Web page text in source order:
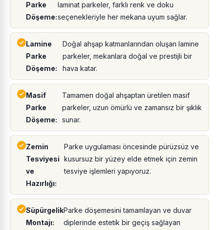
Parke
Döşeme:
laminat parkeler, farklı renk ve doku
seçenekleriyle her mekana uyum sağlar.
Lamine
Parke
Döşeme:
Doğal ahşap katmanlarından oluşan lamine
parkeler, mekanlara doğal ve prestijli bir
hava katar.
Masif
Parke
Döşeme:
Tamamen doğal ahşaptan üretilen masif
parkeler, uzun ömürlü ve zamansız bir şıklık
sunar.
Zemin
Tesviyesi
ve
Hazırlığı:
Parke uygulaması öncesinde pürüzsüz ve
kusursuz bir yüzey elde etmek için zemin
tesviye işlemleri yapıyoruz.
Süpürgelik
Montajı:
Parke döşemesini tamamlayan ve duvar
diplerinde estetik bir geçiş sağlayan